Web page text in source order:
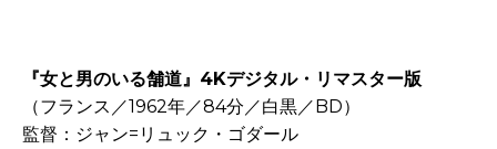
『女と男のいる舗道』4Kデジタル・リマスター版
（フランス／1962年／84分／白黒／BD）
監督：ジャン=リュック・ゴダール